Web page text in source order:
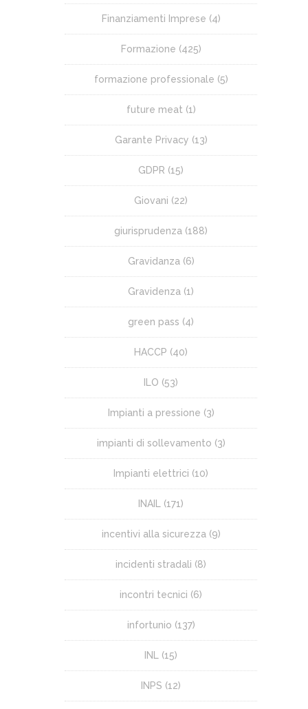
Finanziamenti Imprese (4)
Formazione (425)
formazione professionale (5)
future meat (1)
Garante Privacy (13)
GDPR (15)
Giovani (22)
giurisprudenza (188)
Gravidanza (6)
Gravidenza (1)
green pass (4)
HACCP (40)
ILO (53)
Impianti a pressione (3)
impianti di sollevamento (3)
Impianti elettrici (10)
INAIL (171)
incentivi alla sicurezza (9)
incidenti stradali (8)
incontri tecnici (6)
infortunio (137)
INL (15)
INPS (12)